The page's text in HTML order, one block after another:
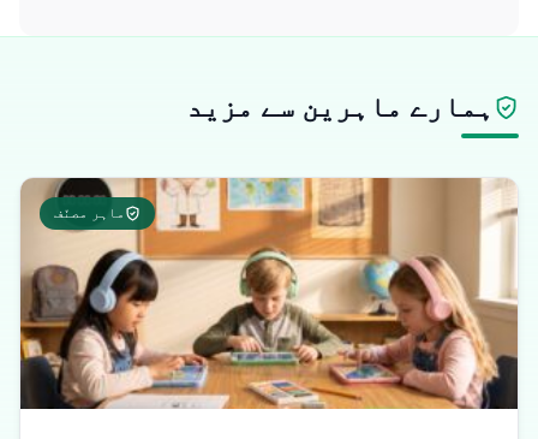
ہمارے ماہرین سے مزید
ماہر مصنّف